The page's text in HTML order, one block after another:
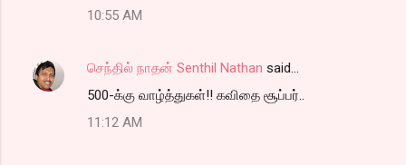
10:55 AM
செந்தில் நாதன் Senthil Nathan said…
500-க்கு வாழ்த்துகள்!! கவிதை சூப்பர்..
11:12 AM